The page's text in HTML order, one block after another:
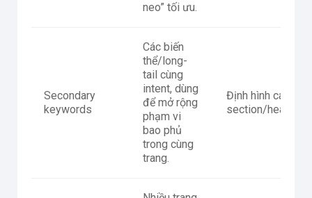
neo” tối ưu.
Secondary
keywords
Các biến
thể/long-
tail cùng
intent, dùng
để mở rộng
phạm vi
bao phủ
trong cùng
trang.
Định hình các
section/heading/